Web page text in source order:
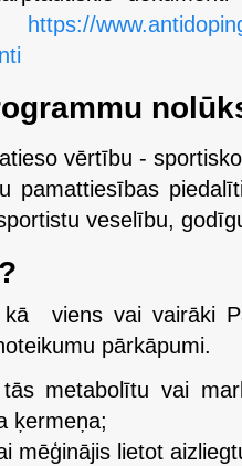
https://
vērtību -
pamattiesības
veselību,
viens vai vairāki
pārkāpumi.
metabolītu vai
ķermeņa;
mēģinājis lietot